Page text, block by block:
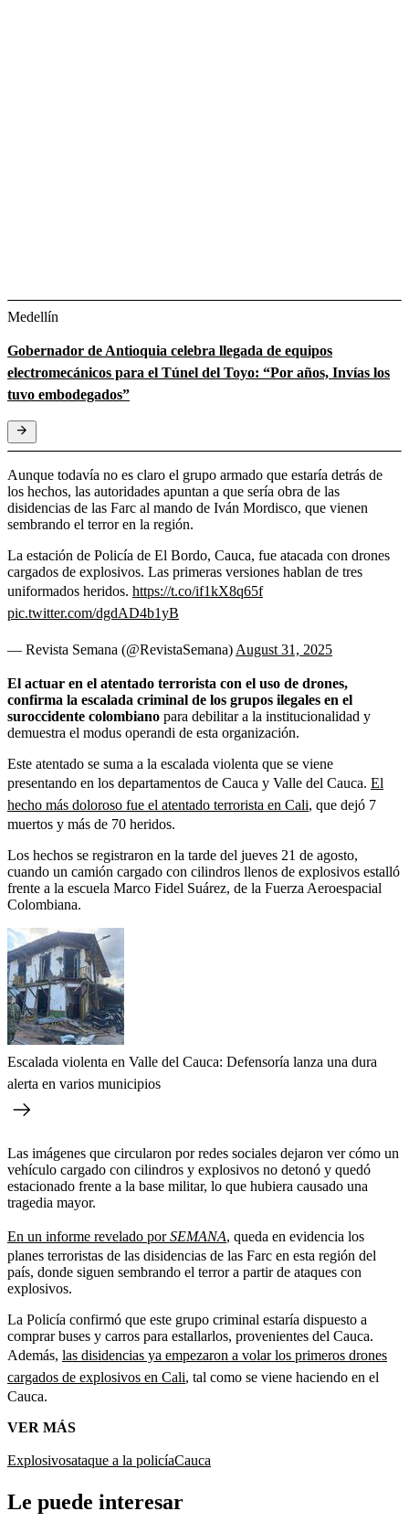
Medellín
Gobernador de Antioquia celebra llegada de equipos
electromecánicos para el Túnel del Toyo: “Por años, Invías los
tuvo embodegados”
Aunque todavía no es claro el grupo armado que estaría detrás de
los hechos, las autoridades apuntan a que sería obra de las
disidencias de las Farc al mando de Iván Mordisco, que vienen
sembrando el terror en la región.
La estación de Policía de El Bordo, Cauca, fue atacada con drones
cargados de explosivos. Las primeras versiones hablan de tres
uniformados heridos. https://t.co/if1kX8q65f
pic.twitter.com/dgdAD4b1yB
— Revista Semana (@RevistaSemana) August 31, 2025
El actuar en el atentado terrorista con el uso de drones,
confirma la escalada criminal de los grupos ilegales en el
suroccidente colombiano para debilitar a la institucionalidad y
demuestra el modus operandi de esta organización.
Este atentado se suma a la escalada violenta que se viene
presentando en los departamentos de Cauca y Valle del Cauca. El
hecho más doloroso fue el atentado terrorista en Cali, que dejó 7
muertos y más de 70 heridos.
Los hechos se registraron en la tarde del jueves 21 de agosto,
cuando un camión cargado con cilindros llenos de explosivos estalló
frente a la escuela Marco Fidel Suárez, de la Fuerza Aeroespacial
Colombiana.
Escalada violenta en Valle del Cauca: Defensoría lanza una dura
alerta en varios municipios
Las imágenes que circularon por redes sociales dejaron ver cómo un
vehículo cargado con cilindros y explosivos no detonó y quedó
estacionado frente a la base militar, lo que hubiera causado una
tragedia mayor.
En un informe revelado porSEMANA, queda en evidencia los
planes terroristas de las disidencias de las Farc en esta región del
país, donde siguen sembrando el terror a partir de ataques con
explosivos.
La Policía confirmó que este grupo criminal estaría dispuesto a
comprar buses y carros para estallarlos, provenientes del Cauca.
Además, las disidencias ya empezaron a volar los primeros drones
cargados de explosivos en Cali, tal como se viene haciendo en el
Cauca.
VER MÁS
Explosivosataque a la policíaCauca
Le puede interesar